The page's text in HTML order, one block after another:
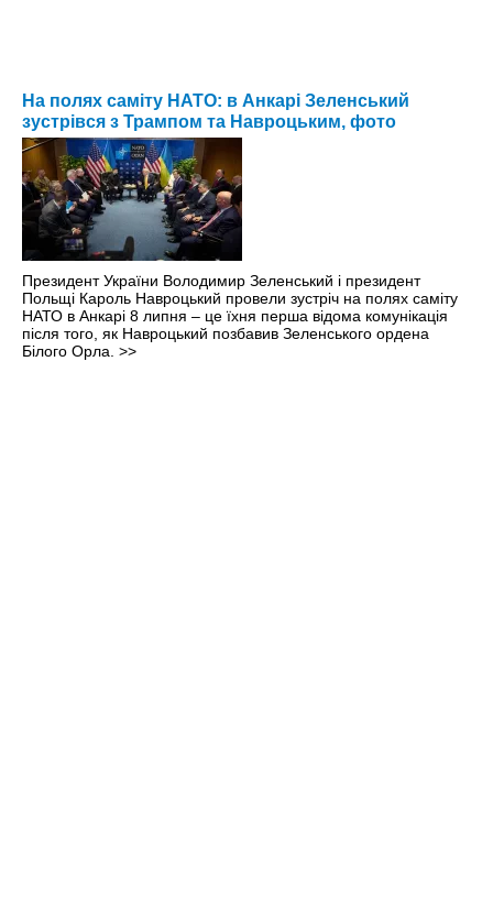
На полях саміту НАТО: в Анкарі Зеленський
зустрівся з Трампом та Навроцьким, фото
Президент України Володимир Зеленський і президент
Польщі Кароль Навроцький провели зустріч на полях саміту
НАТО в Анкарі 8 липня – це їхня перша відома комунікація
після того, як Навроцький позбавив Зеленського ордена
Білого Орла. >>